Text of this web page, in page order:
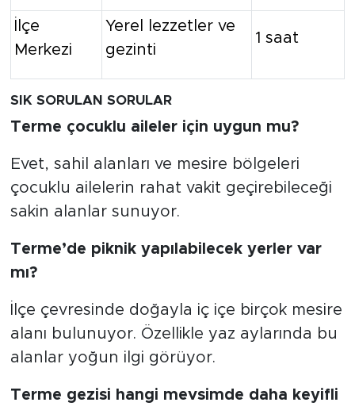
İlçe
Merkezi
Yerel lezzetler ve
gezinti
1 saat
SIK SORULAN SORULAR
Terme çocuklu aileler için uygun mu?
Evet, sahil alanları ve mesire bölgeleri
çocuklu ailelerin rahat vakit geçirebileceği
sakin alanlar sunuyor.
Terme’de piknik yapılabilecek yerler var
mı?
İlçe çevresinde doğayla iç içe birçok mesire
alanı bulunuyor. Özellikle yaz aylarında bu
alanlar yoğun ilgi görüyor.
Terme gezisi hangi mevsimde daha keyifli